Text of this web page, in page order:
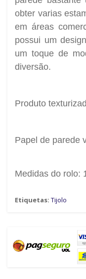
obter varias
em áreas
possui um
um toque de
diversão.
Produto
Papel de parede
Medidas do rolo:
Etiquetas: Tijolo